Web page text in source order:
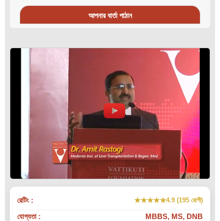
রেটিং : ★★★★★4.9 (195 রোগী)
যোগ্যতা :
MBBS, MS, DNB